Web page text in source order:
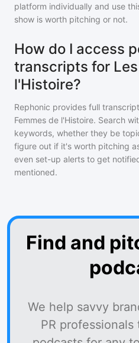
platform individually and use
show is worth pitching or not.
How do I access
transcripts for
l'Histoire?
Rephonic provides full
Femmes de l'Histoire. Search
keywords, whether they be
figure out if it's worth pitching
even set-up alerts to get
mentioned.
Find and
We help savvy
PR